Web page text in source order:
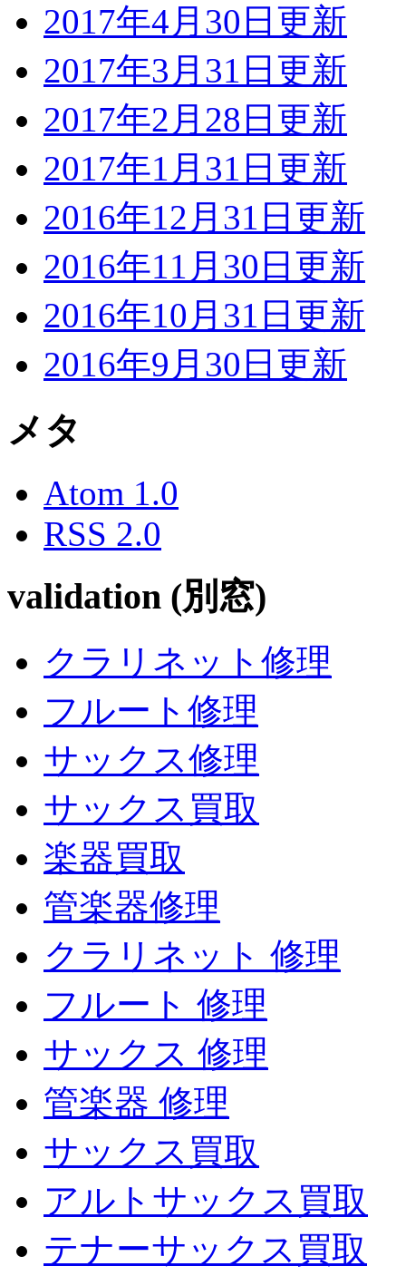
2017年4月30日更新
2017年3月31日更新
2017年2月28日更新
2017年1月31日更新
2016年12月31日更新
2016年11月30日更新
2016年10月31日更新
2016年9月30日更新
メタ
Atom 1.0
RSS 2.0
validation (別窓)
クラリネット修理
フルート修理
サックス修理
サックス買取
楽器買取
管楽器修理
クラリネット 修理
フルート 修理
サックス 修理
管楽器 修理
サックス買取
アルトサックス買取
テナーサックス買取